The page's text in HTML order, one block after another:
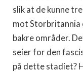
slik at de kunne
mot Storbritannia
bakre områder.
seier for den
på dette stadiet?